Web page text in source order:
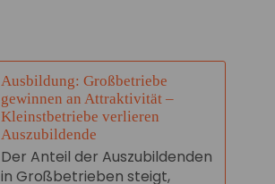
Ausbildung: Großbetriebe
gewinnen an Attraktivität –
Kleinstbetriebe verlieren
Auszubildende
Der Anteil der Auszubildenden
in Großbetrieben steigt,